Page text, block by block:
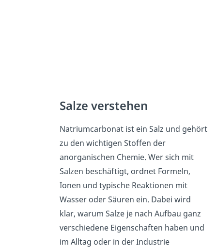
Salze verstehen
Natriumcarbonat ist ein Salz und gehört
zu den wichtigen Stoffen der
anorganischen Chemie. Wer sich mit
Salzen beschäftigt, ordnet Formeln,
Ionen und typische Reaktionen mit
Wasser oder Säuren ein. Dabei wird
klar, warum Salze je nach Aufbau ganz
verschiedene Eigenschaften haben und
im Alltag oder in der Industrie